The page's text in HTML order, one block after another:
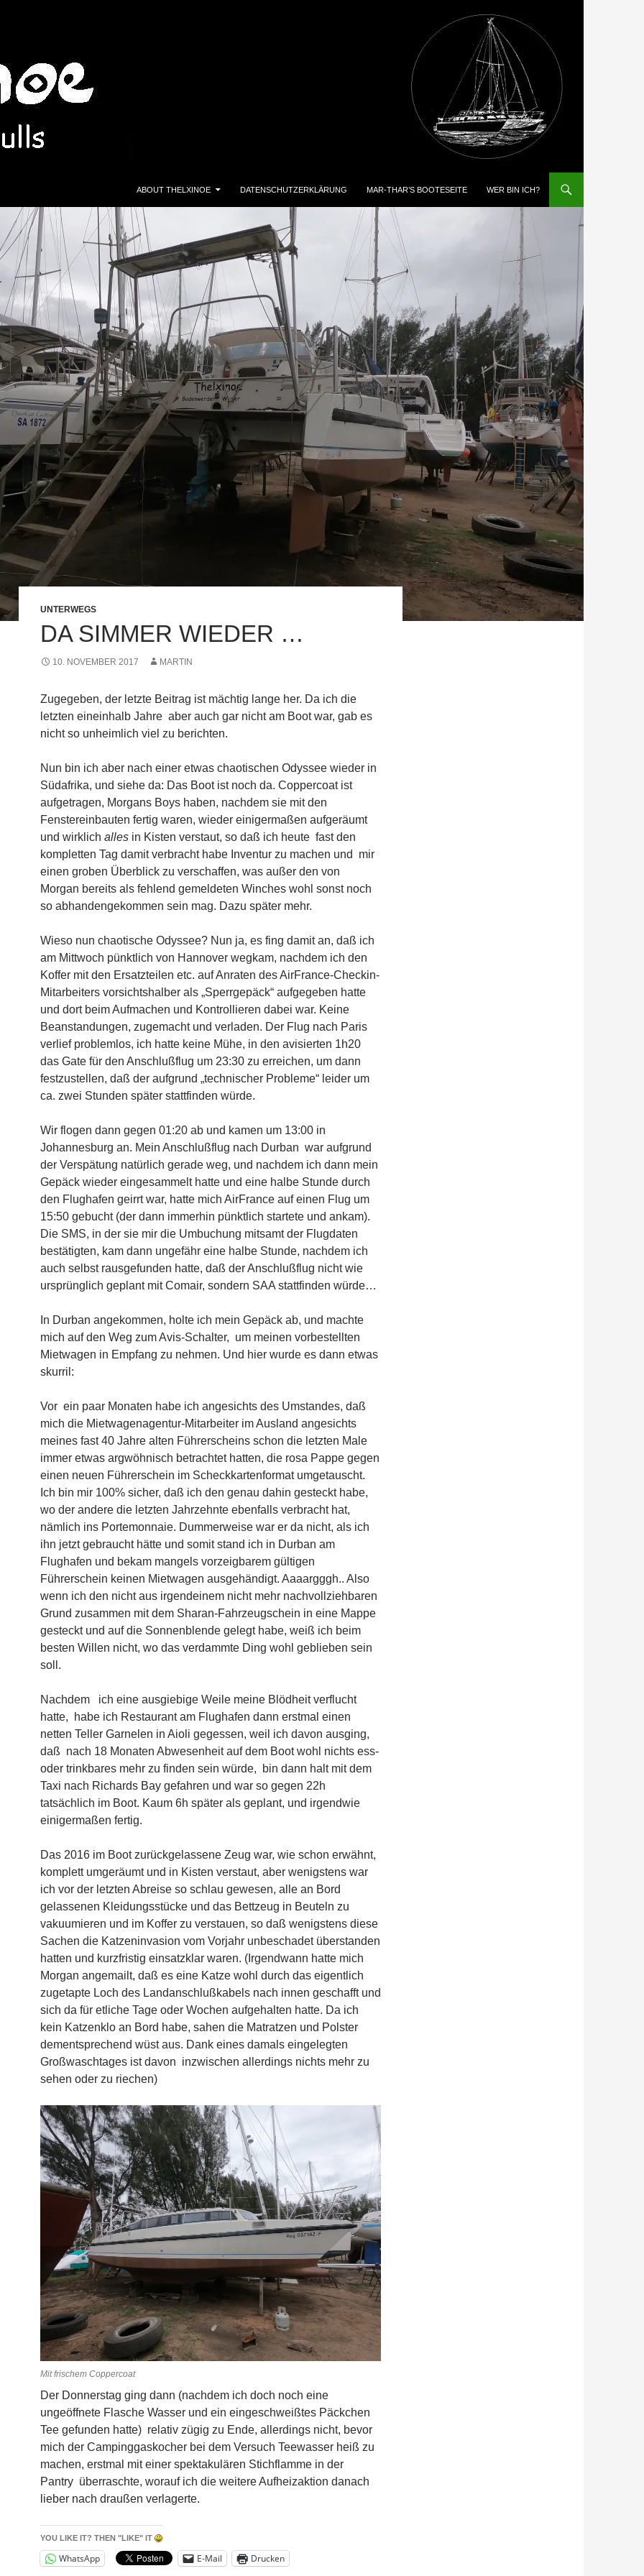
ABOUT THELXINOE
DATENSCHUTZERKLÄRUNG MAR-THAR’S BOOTESEITE WER BIN ICH?
UNTERWEGS
DA SIMMER WIEDER …
10. NOVEMBER 2017 MARTIN
Zugegeben, der letzte Beitrag ist mächtig lange her. Da ich die
letzten eineinhalb Jahre aber auch gar nicht am Boot war, gab es
nicht so unheimlich viel zu berichten.
Nun bin ich aber nach einer etwas chaotischen Odyssee wieder in
Südafrika, und siehe da: Das Boot ist noch da. Coppercoat ist
aufgetragen, Morgans Boys haben, nachdem sie mit den
Fenstereinbauten fertig waren, wieder einigermaßen aufgeräumt
und wirklich alles in Kisten verstaut, so daß ich heute fast den
kompletten Tag damit verbracht habe Inventur zu machen und
mir
einen groben Überblick zu verschaffen, was außer den von
Morgan bereits als fehlend gemeldeten Winches wohl sonst noch
so abhandengekommen sein mag. Dazu später mehr.
Wieso nun chaotische Odyssee? Nun ja, es fing damit an, daß ich
am Mittwoch pünktlich von Hannover wegkam, nachdem ich den
Koffer mit den Ersatzteilen etc. auf Anraten des AirFrance-Checkin-
Mitarbeiters vorsichtshalber als „Sperrgepäck“ aufgegeben hatte
und dort beim Aufmachen und Kontrollieren dabei war. Keine
Beanstandungen, zugemacht und verladen. Der Flug nach Paris
verlief problemlos, ich hatte keine Mühe, in den avisierten 1h20
das Gate für den Anschlußflug um 23:30 zu erreichen, um dann
festzustellen, daß der aufgrund „technischer Probleme“ leider um
ca. zwei Stunden später stattfinden würde.
Wir flogen dann gegen 01:20 ab und kamen um 13:00 in
Johannesburg an. Mein Anschlußflug nach Durban war aufgrund
der Verspätung natürlich gerade weg, und nachdem ich dann mein
Gepäck wieder eingesammelt hatte und eine halbe Stunde durch
den Flughafen geirrt war, hatte mich AirFrance auf einen Flug um
15:50 gebucht (der dann immerhin pünktlich startete und ankam).
Die SMS, in der sie mir die Umbuchung mitsamt der Flugdaten
bestätigten, kam dann ungefähr eine halbe Stunde, nachdem ich
auch selbst rausgefunden hatte, daß der Anschlußflug nicht wie
ursprünglich geplant mit Comair, sondern SAA stattfinden würde…
In Durban angekommen, holte ich mein Gepäck ab, und machte
mich auf den Weg zum Avis-Schalter, um meinen vorbestellten
Mietwagen in Empfang zu nehmen. Und hier wurde es dann etwas
skurril:
Vor ein paar Monaten habe ich angesichts des Umstandes, daß
mich die Mietwagenagentur-Mitarbeiter im Ausland angesichts
meines fast 40 Jahre alten Führerscheins schon die letzten Male
immer etwas argwöhnisch betrachtet hatten, die rosa Pappe gegen
einen neuen Führerschein im Scheckkartenformat umgetauscht.
Ich bin mir 100% sicher, daß ich den genau dahin gesteckt habe,
wo der andere die letzten Jahrzehnte ebenfalls verbracht hat,
nämlich ins Portemonnaie. Dummerweise war er da nicht, als ich
ihn jetzt gebraucht hätte und somit stand ich in Durban am
Flughafen und bekam mangels vorzeigbarem gültigen
Führerschein keinen Mietwagen ausgehändigt. Aaaargggh.. Also
wenn ich den nicht aus irgendeinem nicht mehr nachvollziehbaren
Grund zusammen mit dem Sharan-Fahrzeugschein in eine Mappe
gesteckt und auf die Sonnenblende gelegt habe, weiß ich beim
besten Willen nicht, wo das verdammte Ding wohl geblieben sein
soll.
Nachdem ich eine ausgiebige Weile meine Blödheit verflucht
hatte, habe ich Restaurant am Flughafen dann erstmal einen
netten Teller Garnelen in Aioli gegessen, weil ich davon ausging,
daß nach 18 Monaten Abwesenheit auf dem Boot wohl nichts ess-
oder trinkbares mehr zu finden sein würde, bin dann halt mit dem
Taxi nach Richards Bay gefahren und war so gegen 22h
tatsächlich im Boot. Kaum 6h später als geplant, und irgendwie
einigermaßen fertig.
Das 2016 im Boot zurückgelassene Zeug war, wie schon erwähnt,
komplett umgeräumt und in Kisten verstaut, aber wenigstens war
ich vor der letzten Abreise so schlau gewesen, alle an Bord
gelassenen Kleidungsstücke und das Bettzeug in Beuteln zu
vakuumieren und im Koffer zu verstauen, so daß wenigstens diese
Sachen die Katzeninvasion vom Vorjahr unbeschadet überstanden
hatten und kurzfristig einsatzklar waren. (Irgendwann hatte mich
Morgan angemailt, daß es eine Katze wohl durch das eigentlich
zugetapte Loch des Landanschlußkabels nach innen geschafft und
sich da für etliche Tage oder Wochen aufgehalten hatte. Da ich
kein Katzenklo an Bord habe, sahen die Matratzen und Polster
dementsprechend wüst aus. Dank eines damals eingelegten
Großwaschtages ist davon inzwischen allerdings nichts mehr zu
sehen oder zu riechen)
Mit frischem Coppercoat
Der Donnerstag ging dann (nachdem ich doch noch eine
ungeöffnete Flasche Wasser und ein eingeschweißtes Päckchen
Tee gefunden hatte) relativ zügig zu Ende, allerdings nicht, bevor
mich der Campinggaskocher bei dem Versuch Teewasser heiß zu
machen, erstmal mit einer spektakulären Stichflamme in der
Pantry überraschte, worauf ich die weitere Aufheizaktion danach
lieber nach draußen verlagerte.
YOU LIKE IT? THEN "LIKE" IT
WhatsApp E-Mail Drucken